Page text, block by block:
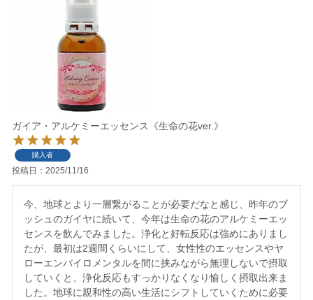
ガイア・アルケミーエッセンス《生命の花ver.》
購入者
投稿日 2025/11/16
今、地球とより一層繋がることが必要だなと感じ、昨年のブ
ッシュのガイヤに続いて、今年は生命の花のアルケミーエッ
センスを飲んでみました。浄化と好転反応は強めにありまし
たが、最初は2週間くらいにして、女性性のエッセンスやヤ
ローエンバイロメンタルを間に挟みながら無理しないで摂取
していくと、浄化反応もすっかりなくなり愉しく摂取出来ま
した。地球に親和性の高い生活にシフトしていくために必要